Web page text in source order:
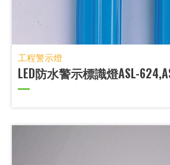
工程警示燈
LED防水警示標識燈ASL-